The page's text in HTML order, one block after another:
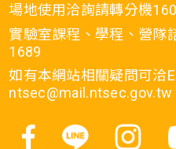
場地使用洽詢請轉分機
實驗室課程、學程、營隊
1689
如有本網站相關疑問可洽
ntsec@mail.ntsec.gov.tw